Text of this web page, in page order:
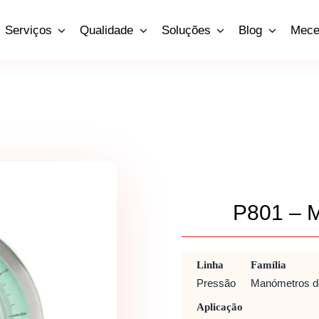
Serviços Qualidade Soluções Blog
P801 –
Linha Família
Pressão Manómetros
Aplicação